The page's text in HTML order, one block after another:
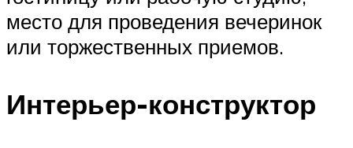
место для проведения вечеринок
или торжественных приемов.
Интерьер-конструктор